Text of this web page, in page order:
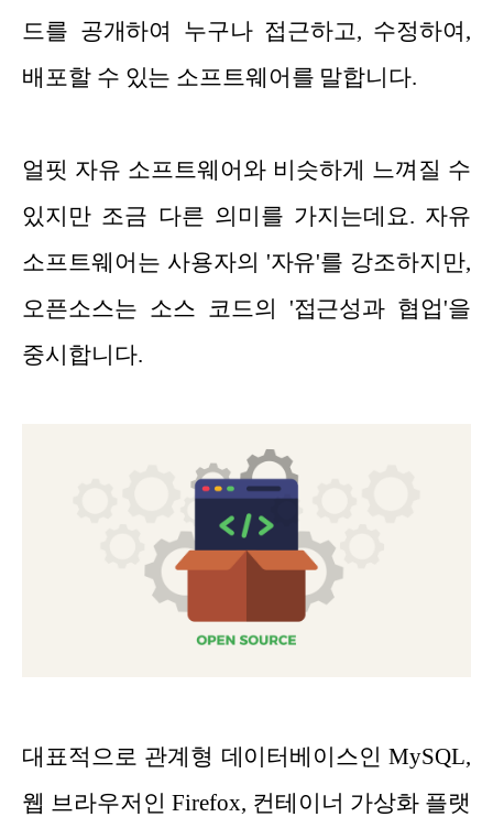
드를 공개하여 누구나 접근하고, 수정하여,
배포할 수 있는 소프트웨어를 말합니다.
얼핏 자유 소프트웨어와 비슷하게 느껴질 수
있지만 조금 다른 의미를 가지는데요. 자유
소프트웨어는 사용자의 '자유'를 강조하지만,
오픈소스는 소스 코드의 '접근성과 협업'을
중시합니다.
대표적으로 관계형 데이터베이스인 MySQL,
웹 브라우저인 Firefox, 컨테이너 가상화 플랫